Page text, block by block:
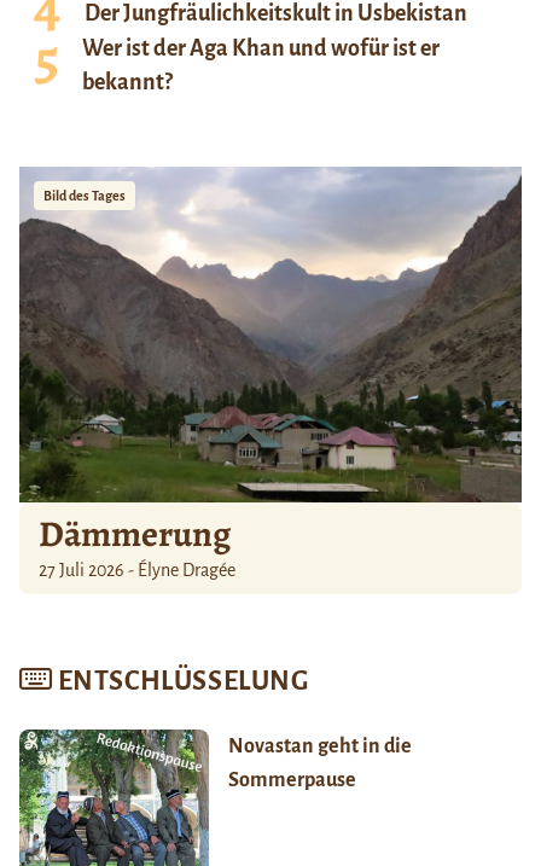
Der Jungfräulichkeitskult in Usbekistan
Wer ist der Aga Khan und wofür ist er
bekannt?
Bild des Tages
Dämmerung
27 Juli 2026 - Élyne Dragée
ENTSCHLÜSSELUNG
Novastan geht in die
Sommerpause